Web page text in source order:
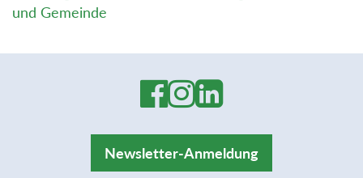
und Gemeinde
Newsletter-Anmeldung